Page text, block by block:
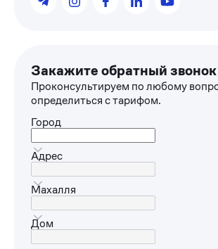
Закажите обратный звонок
Проконсультируем по любому
определиться с тарифом.
Город
Адрес
Махалля
Дом